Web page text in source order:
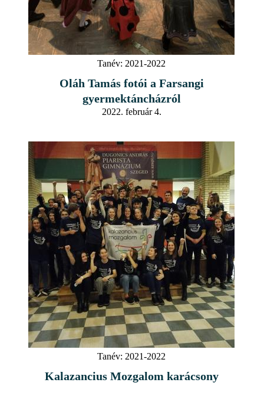
Tanév: 2021-2022
Oláh Tamás fotói a Farsangi
gyermektáncházról
2022. február 4.
Tanév: 2021-2022
Kalazancius Mozgalom karácsony